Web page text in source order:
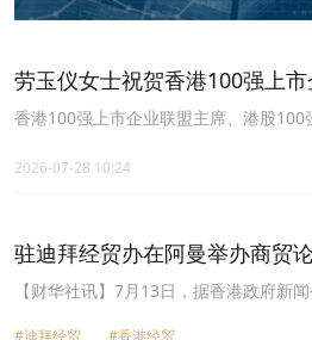
劳玉仪女士祝贺香港100强上
处）正式挂牌成立 ！
香港100强上市企业联盟主席、港股100
日上午，在沈阳正式挂牌 香港100强上
2026-07-28 10:24
驻迪拜经贸办在阿曼举办商贸
贸联系并推广香港及大湾区优
【财华社讯】7月13日，据香港政府新
#迪拜经贸
#香港经贸